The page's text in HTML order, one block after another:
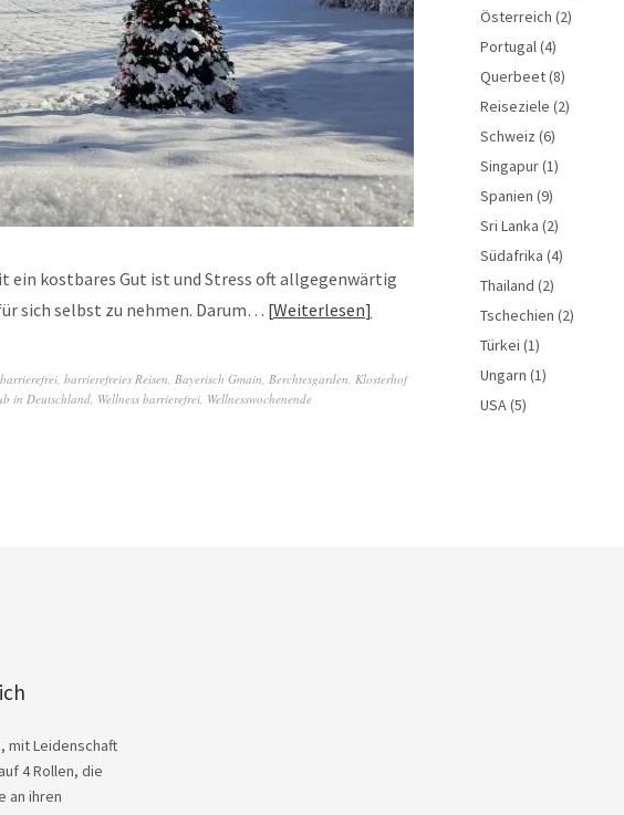
ein kostbares Gut ist und Stress oft allgegenwärtig
sich selbst zu nehmen. Darum… Weiterlesen
barrierefrei, barrierefreies Reisen, Bayerisch Gmain, Berchtesgarden, Klosterhof
in Deutschland, Wellness barrierefrei, Wellnesswochenende
Österreich (2)
Portugal(4)
Querbeet(8)
Reiseziele (2)
Schweiz (6)
Singapur(1)
Spanien (9)
Sri Lanka (2)
Südafrika (4)
Thailand (2)
Tschechien (2)
Türkei (1)
Ungarn (1)
USA(5)
mit Leidenschaft
4 Rollen, die
an ihren